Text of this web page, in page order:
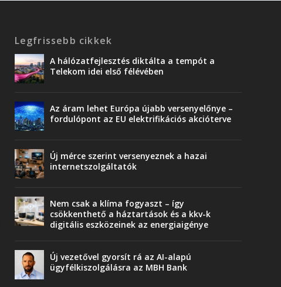
Legfrissebb cikkek
A hálózatfejlesztés diktálta a tempót a
Telekom idei első félévében
Az áram lehet Európa újabb versenyelőnye –
fordulópont az EU elektrifikációs akcióterve
Új mérce szerint versenyeznek a hazai
internetszolgáltatók
Nem csak a klíma fogyaszt – így
csökkenthető a háztartások és a kkv-k
digitális eszközeinek az energiaigénye
Új vezetővel gyorsít rá az AI-alapú
ügyfélkiszolgálásra az MBH Bank